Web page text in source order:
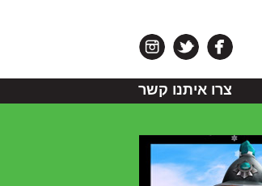
צרו איתנו קשר